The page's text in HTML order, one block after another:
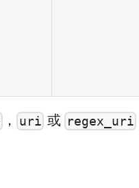
， uri或 regex_uri